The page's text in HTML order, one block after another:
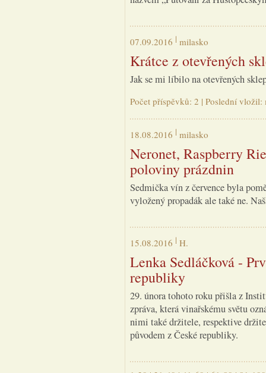
07.09.2016 milasko
Krátce z otevřených
Jak se mi líbilo na otevřených
Počet příspěvků: 2 | Poslední
18.08.2016 milasko
Neronet, Raspberry
poloviny prázdnin
Sedmička vín z července byla
vyložený propadák ale také ne.
15.08.2016 H.
Lenka Sedláčková -
republiky
29. února tohoto roku přišla z
zpráva, která vinařskému světu
nimi také držitele, respektive
původem z České republiky.